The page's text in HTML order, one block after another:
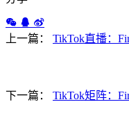
上一篇： TikTok直播：
下一篇： TikTok矩阵：